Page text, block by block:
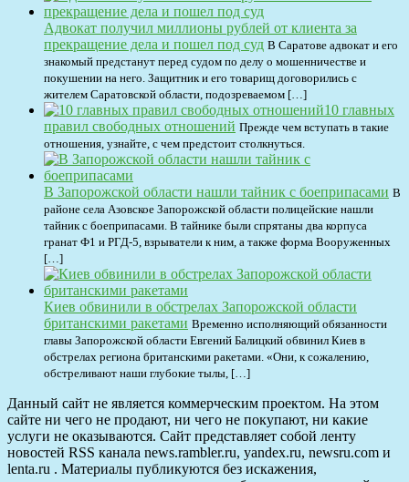
Адвокат получил миллионы рублей от клиента за
прекращение дела и пошел под суд В Саратове адвокат и его
знакомый предстанут перед судом по делу о мошенничестве и
покушении на него. Защитник и его товарищ договорились с
жителем Саратовской области, подозреваемом […]
10 главных
правил свободных отношений Прежде чем вступать в такие
отношения, узнайте, с чем предстоит столкнуться.
В Запорожской области нашли тайник с боеприпасами В
районе села Азовское Запорожской области полицейские нашли
тайник с боеприпасами. В тайнике были спрятаны два корпуса
гранат Ф1 и РГД-5, взрыватели к ним, а также форма Вооруженных
[…]
Киев обвинили в обстрелах Запорожской области
британскими ракетами Временно исполняющий обязанности
главы Запорожской области Евгений Балицкий обвинил Киев в
обстрелах региона британскими ракетами. «Они, к сожалению,
обстреливают наши глубокие тылы, […]
Данный сайт не является коммерческим проектом. На этом
сайте ни чего не продают, ни чего не покупают, ни какие
услуги не оказываются. Сайт представляет собой ленту
новостей RSS канала news.rambler.ru, yandex.ru, newsru.com и
lenta.ru . Материалы публикуются без искажения,